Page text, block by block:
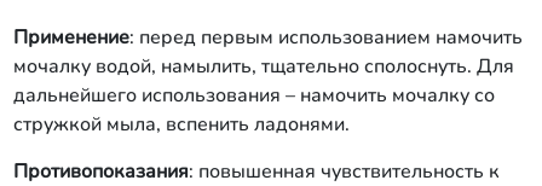
Применение: перед первым использованием намочить
мочалку водой, намылить, тщательно сполоснуть. Для
дальнейшего использования – намочить мочалку со
стружкой мыла, вспенить ладонями.
Противопоказания: повышенная чувствительность к